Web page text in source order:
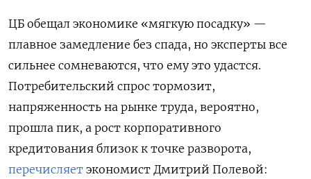
ЦБ обещал экономике «мягкую посадку» —
плавное замедление без спада, но эксперты все
сильнее сомневаются, что ему это удастся.
Потребительский спрос тормозит,
напряженность на рынке труда, вероятно,
прошла пик, а рост корпоративного
кредитования близок к точке разворота,
перечисляет экономист Дмитрий Полевой: